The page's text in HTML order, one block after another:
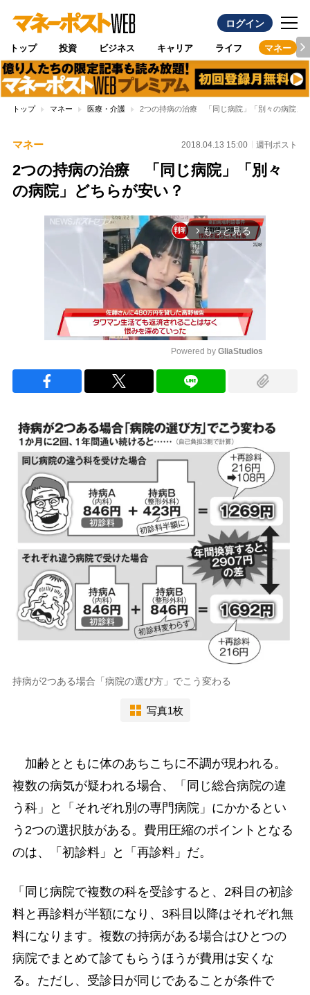
ログイン
トップ 投資 ビジネス キャリア ライフ マネー
トップ マネー 医療・介護 2つの持病の治療 「同じ病院」「別々の病院」
マネー 2018.04.13 15:00 週刊ポスト
2つの持病の治療 「同じ病院」「別々
の病院」どちらが安い？
arrow_forward_ios もっと見る
Powered by GliaStudios
持病が2つある場合「病院の選び方」でこう変わる
写真1枚
加齢とともに体のあちこちに不調が現われる。
複数の病気が疑われる場合、「同じ総合病院の違
う科」と「それぞれ別の専門病院」にかかるとい
う2つの選択肢がある。費用圧縮のポイントとなる
のは、「初診料」と「再診料」だ。
「同じ病院で複数の科を受診すると、2科目の初診
料と再診料が半額になり、3科目以降はそれぞれ無
料になります。複数の持病がある場合はひとつの
病院でまとめて診てもらうほうが費用は安くな
る。ただし、受診日が同じであることが条件で